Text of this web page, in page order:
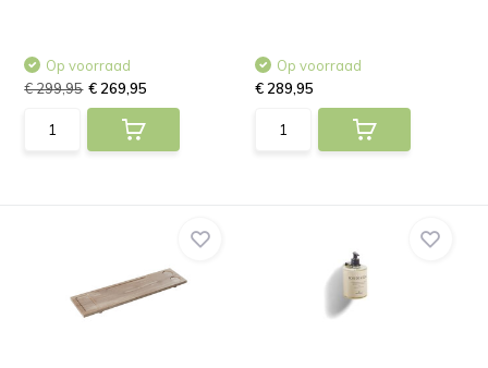
Op voorraad
€ 299,95 € 269,95
Op voorraad
€ 289,95